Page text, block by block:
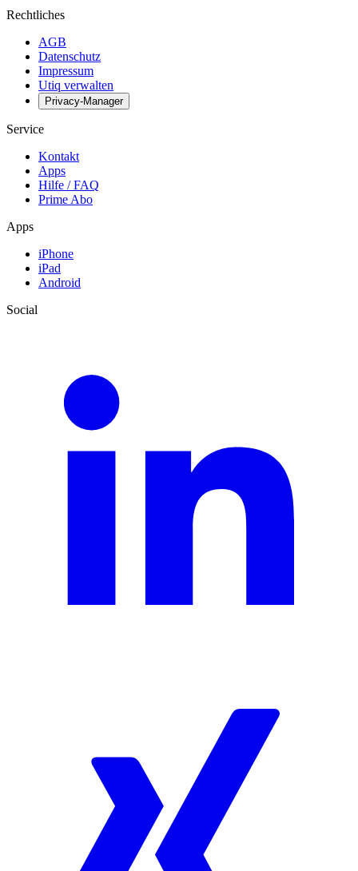
Rechtliches
AGB
Datenschutz
Impressum
Utiq verwalten
Privacy-Manager
Service
Kontakt
Apps
Hilfe / FAQ
Prime Abo
Apps
iPhone
iPad
Android
Social